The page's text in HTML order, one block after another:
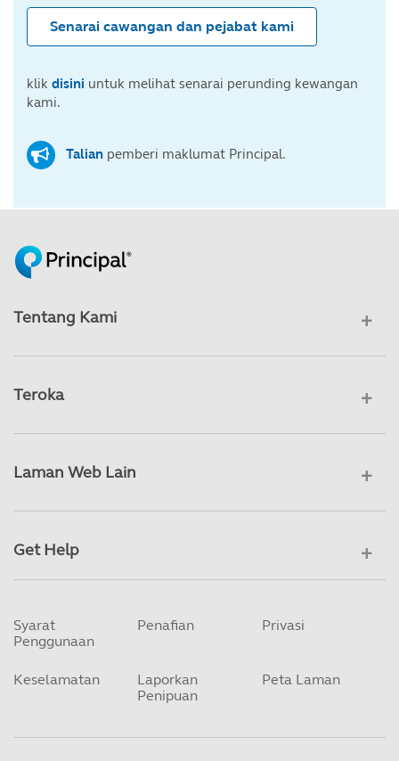
Senarai cawangan dan pejabat kami
klik disini untuk melihat senarai perunding kewangan
kami.
Talian pemberi maklumat Principal.
Tentang Kami
Teroka
Laman Web Lain
Get Help
Syarat
Penggunaan
Penafian Privasi
Keselamatan
Laporkan
Penipuan
Peta Laman